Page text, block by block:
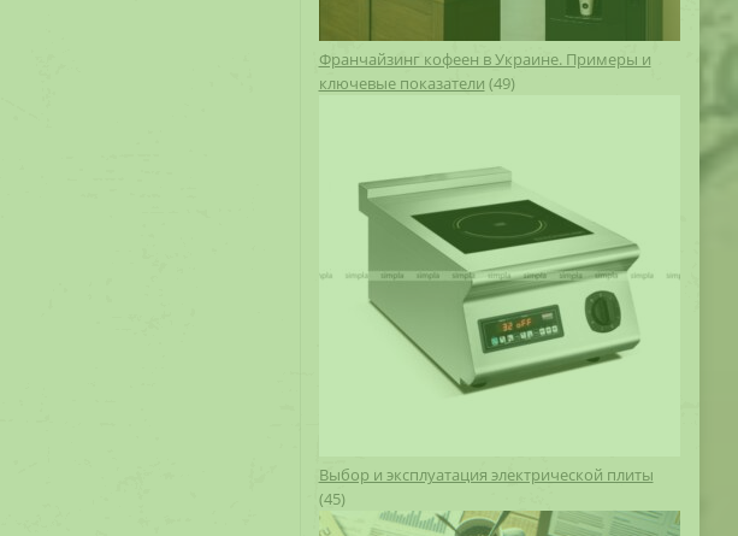
Франчайзинг кофеен в Украине. Примеры и
ключевые показатели (49)
Выбор и эксплуатация электрической плиты
(45)